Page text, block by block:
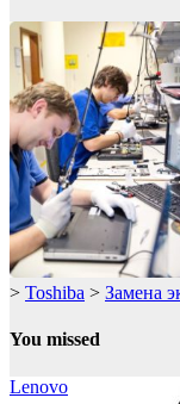
> Toshiba > Замена
You missed
Lenovo